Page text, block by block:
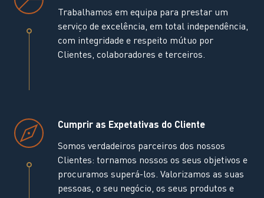
Trabalhamos em equipa para prestar um
serviço de excelência, em total independência,
com integridade e respeito mútuo por
Clientes, colaboradores e terceiros.
Cumprir as Expetativas do Cliente
Somos verdadeiros parceiros dos nossos
Clientes: tornamos nossos os seus objetivos e
procuramos superá-los. Valorizamos as suas
pessoas, o seu negócio, os seus produtos e